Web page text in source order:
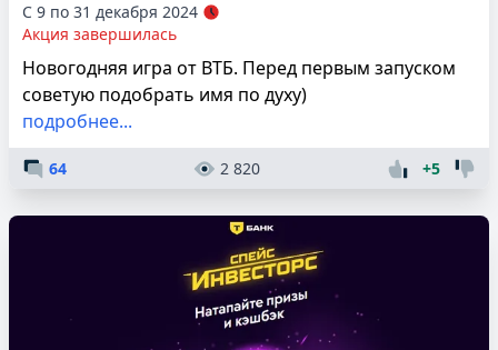
С 9 по 31 декабря 2024
Акция завершилась
Новогодняя игра от ВТБ. Перед первым запуском
советую подобрать имя по духу)
подробнее...
64 2 820 +5